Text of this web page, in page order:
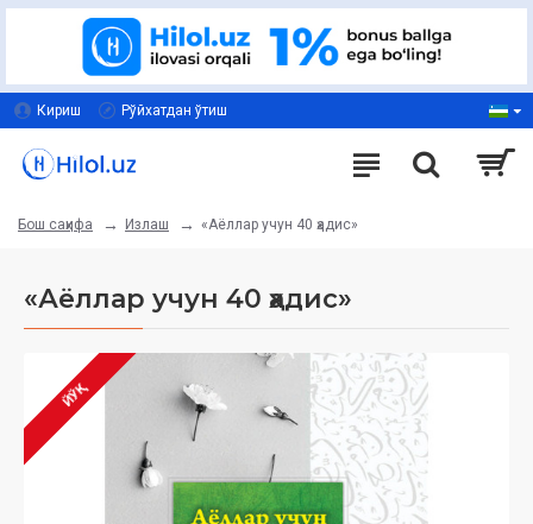
Кириш Рўйхатдан ўтиш
Бош саҳифа Излаш «Аёллар учун 40 ҳадис»
«Аёллар учун 40 ҳадис»
ЙЎҚ